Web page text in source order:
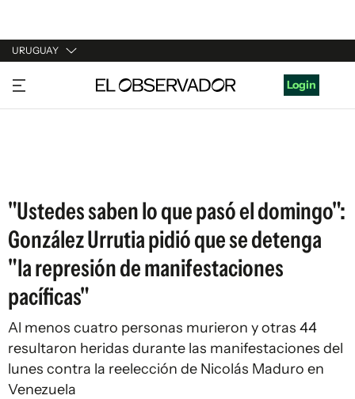
URUGUAY
URUGUAY
ARGENTINA
Login
"Ustedes saben lo que pasó el domingo":
González Urrutia pidió que se detenga
"la represión de manifestaciones
pacíficas"
Al menos cuatro personas murieron y otras 44
resultaron heridas durante las manifestaciones del
lunes contra la reelección de Nicolás Maduro en
Venezuela